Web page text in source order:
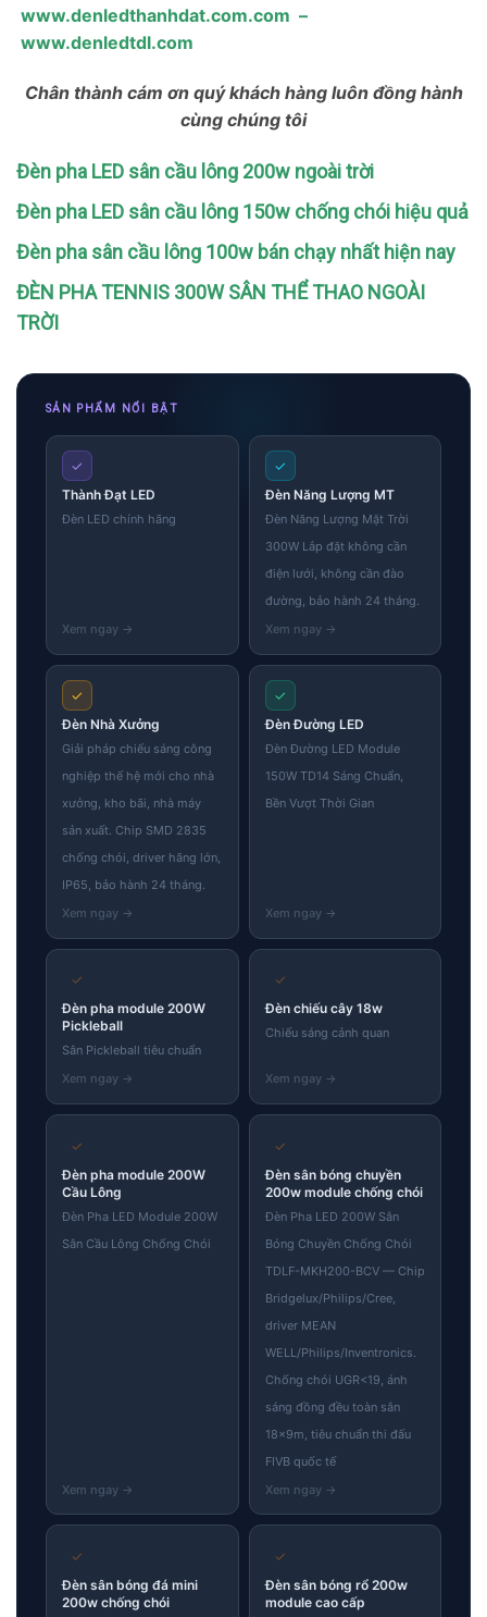
www.denledthanhdat.com.com –
www.denledtdl.com
Chân thành cám ơn quý khách hàng luôn đồng hành
cùng chúng tôi
Đèn pha LED sân cầu lông 200w ngoài trời
Đèn pha LED sân cầu lông 150w chống chói hiệu quả
Đèn pha sân cầu lông 100w bán chạy nhất hiện nay
ĐÈN PHA TENNIS 300W SÂN THỂ THAO NGOÀI
TRỜI
SẢN PHẨM NỔI BẬT
✓
Thành Đạt LED
Đèn LED chính hãng
✓
Đèn Năng Lượng MT
Đèn Năng Lượng Mặt Trời
300W Lắp đặt không cần
điện lưới, không cần đào
đường, bảo hành 24 tháng.
✓
Đèn Nhà Xưởng
Giải pháp chiếu sáng công
nghiệp thế hệ mới cho nhà
xưởng, kho bãi, nhà máy
sản xuất. Chip SMD 2835
chống chói, driver hãng lớn,
IP65, bảo hành 24 tháng.
✓
Đèn Đường LED
Đèn Đường LED Module
150W TD14 Sáng Chuẩn,
Bền Vượt Thời Gian
✓
Đèn pha module 200W
Pickleball
Sân Pickleball tiêu chuẩn
✓
Đèn chiếu cây 18w
Chiếu sáng cảnh quan
✓
Đèn pha module 200W
Cầu Lông
Đèn Pha LED Module 200W
Sân Cầu Lông Chống Chói
✓
Đèn sân bóng chuyền
200w module chống chói
Đèn Pha LED 200W Sân
Bóng Chuyền Chống Chói
TDLF-MKH200-BCV — Chip
Bridgelux/Philips/Cree,
driver MEAN
WELL/Philips/Inventronics.
Chống chói UGR<19, ánh
sáng đồng đều toàn sân
18×9m, tiêu chuẩn thi đấu
FIVB quốc tế
✓
Đèn sân bóng đá mini
200w chống chói
✓
Đèn sân bóng rổ 200w
module cao cấp